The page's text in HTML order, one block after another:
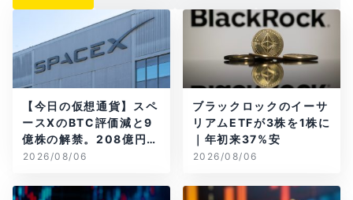
【今日の仮想通貨】スペ
ースXのBTC評価減と9
億株の解禁。208億円相
当のBTCが盗難
2026/08/06
ブラックロックのイーサ
リアムETFが3株を1株に
｜年初来37%安
2026/08/06